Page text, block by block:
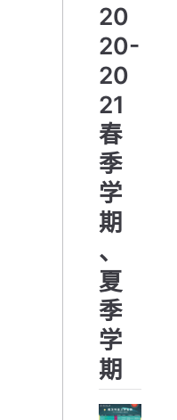
20
20-
20
21
春
季
学
期
、
夏
季
学
期